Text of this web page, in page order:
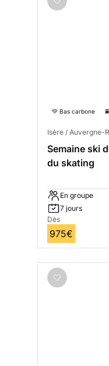
💚 Bas carbone
Isère / Auvergne-
Semaine ski
du skating
En groupe
7 jours
Dès
975€